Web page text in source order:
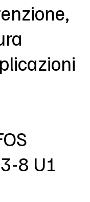
8 U1